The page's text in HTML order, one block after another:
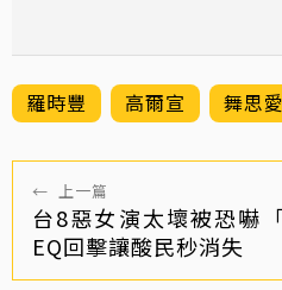
羅時豐 高爾宣 舞思愛
← 上一篇
台8惡女演太壞被恐嚇
EQ回擊讓酸民秒消失